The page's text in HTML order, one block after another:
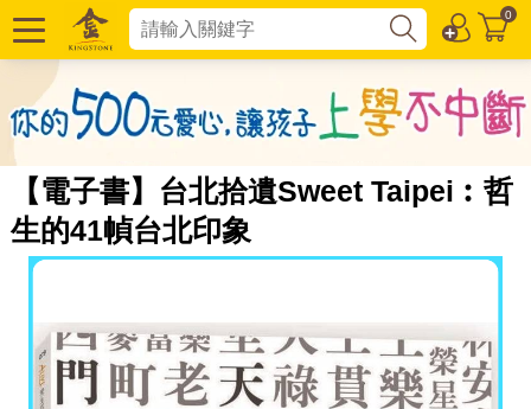
0
【電子書】台北拾遺Sweet Taipei︰哲
生的41幀台北印象